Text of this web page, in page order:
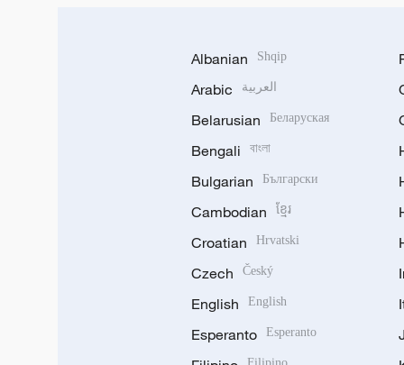
Albanian Shqip
Arabic العربية
Belarusian Беларуская
Bengali বাংলা
Bulgarian Български
Cambodian ខ្មែរ
Croatian Hrvatski
Czech Český
English English
Esperanto Esperanto